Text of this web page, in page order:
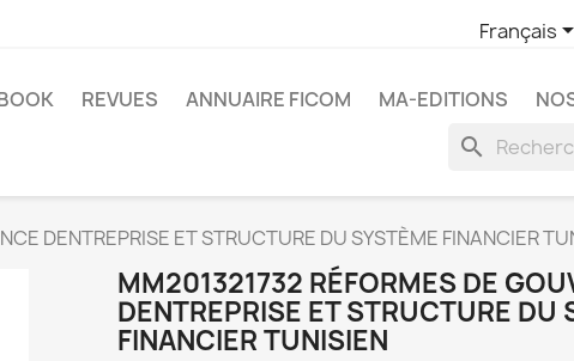
Français
REVUES ANNUAIRE FICOM MA-EDITIONS
search
DENTREPRISE ET STRUCTURE DU SYSTÈME FINANCIER
MM201321732 RÉFORMES DE
DENTREPRISE ET STRUCTURE DU
FINANCIER TUNISIEN